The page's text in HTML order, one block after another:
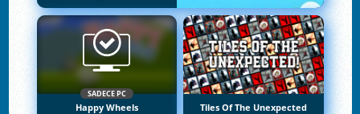
SADECE PC
Happy Wheels Tiles Of The Unexpected